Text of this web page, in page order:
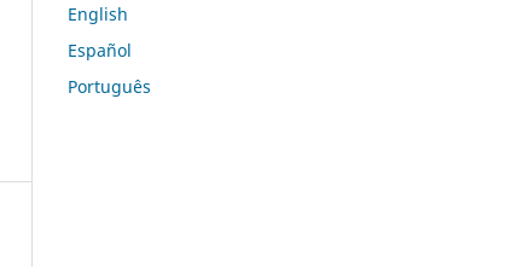
English
Español
Português